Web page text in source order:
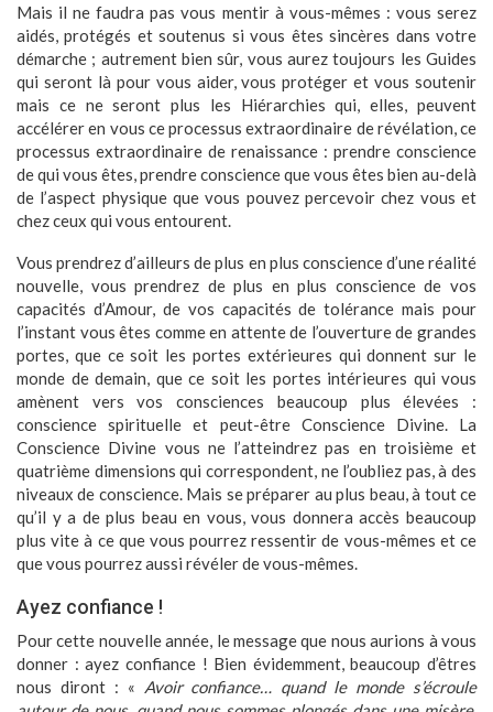
Mais il ne faudra pas vous mentir à vous-mêmes : vous serez
aidés, protégés et soutenus si vous êtes sincères dans votre
démarche ; autrement bien sûr, vous aurez toujours les Guides
qui seront là pour vous aider, vous protéger et vous soutenir
mais ce ne seront plus les Hiérarchies qui, elles, peuvent
accélérer en vous ce processus extraordinaire de révélation, ce
processus extraordinaire de renaissance : prendre conscience
de qui vous êtes, prendre conscience que vous êtes bien au-delà
de l’aspect physique que vous pouvez percevoir chez vous et
chez ceux qui vous entourent.
Vous prendrez d’ailleurs de plus en plus conscience d’une réalité
nouvelle, vous prendrez de plus en plus conscience de vos
capacités d’Amour, de vos capacités de tolérance mais pour
l’instant vous êtes comme en attente de l’ouverture de grandes
portes, que ce soit les portes extérieures qui donnent sur le
monde de demain, que ce soit les portes intérieures qui vous
amènent vers vos consciences beaucoup plus élevées :
conscience spirituelle et peut-être Conscience Divine. La
Conscience Divine vous ne l’atteindrez pas en troisième et
quatrième dimensions qui correspondent, ne l’oubliez pas, à des
niveaux de conscience. Mais se préparer au plus beau, à tout ce
qu’il y a de plus beau en vous, vous donnera accès beaucoup
plus vite à ce que vous pourrez ressentir de vous-mêmes et ce
que vous pourrez aussi révéler de vous-mêmes.
Ayez confiance !
Pour cette nouvelle année, le message que nous aurions à vous
donner : ayez confiance ! Bien évidemment, beaucoup d’êtres
nous diront : « Avoir confiance… quand le monde s’écroule